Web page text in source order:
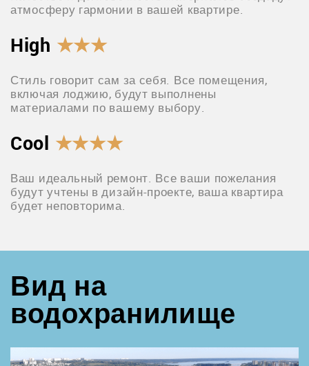
атмосферу гармонии в вашей квартире.
High ★★★
Стиль говорит сам за себя. Все помещения,
включая лоджию, будут выполнены
материалами по вашему выбору.
Cool ★★★★
Ваш идеальный ремонт. Все ваши пожелания
будут учтены в дизайн-проекте, ваша квартира
будет неповторима.
Вид на
водохранилище